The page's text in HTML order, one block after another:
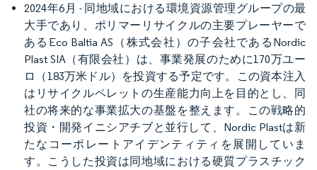
2024年6月 - 同地域における環境資源管理グループの最
大手であり、ポリマーリサイクルの主要プレーヤーで
あるEco Baltia AS（株式会社）の子会社であるNordic
Plast SIA（有限会社）は、事業発展のために170万ユー
ロ（183万米ドル）を投資する予定です。この資本注入
はリサイクルペレットの生産能力向上を目的とし、同
社の将来的な事業拡大の基盤を整えます。この戦略的
投資・開発イニシアチブと並行して、Nordic Plastは新
たなコーポレートアイデンティティを展開していま
す。こうした投資は同地域における硬質プラスチック